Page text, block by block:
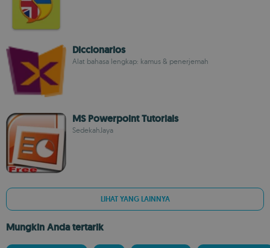
Diccionarios
Alat bahasa lengkap: kamus & penerjemah
MS Powerpoint Tutorials
SedekahJaya
LIHAT YANG LAINNYA
Mungkin Anda tertarik